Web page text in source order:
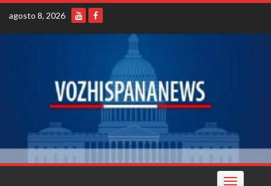
Skip
content
agosto 8, 2026
Toggle